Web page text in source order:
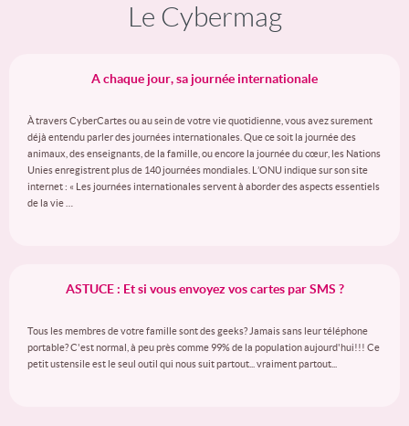
Le Cybermag
A chaque jour, sa journée internationale
À travers CyberCartes ou au sein de votre vie quotidienne, vous avez surement
déjà entendu parler des journées internationales. Que ce soit la journée des
animaux, des enseignants, de la famille, ou encore la journée du cœur, les Nations
Unies enregistrent plus de 140 journées mondiales. L’ONU indique sur son site
internet : « Les journées internationales servent à aborder des aspects essentiels
de la vie …
ASTUCE : Et si vous envoyez vos cartes par SMS ?
Tous les membres de votre famille sont des geeks? Jamais sans leur téléphone
portable? C'est normal, à peu près comme 99% de la population aujourd'hui!!! Ce
petit ustensile est le seul outil qui nous suit partout... vraiment partout...